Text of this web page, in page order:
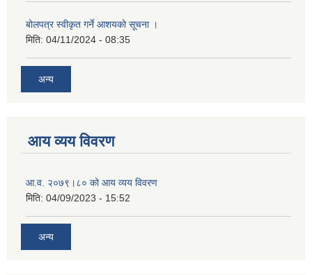
बोलपत्र स्वीकृत गर्ने आशयको सूचना ।
मिति: 04/11/2024 - 08:35
अन्य
आय व्यय विवरण
आ.व. २०७९।८० को आय व्यय विवरण
मिति: 04/09/2023 - 15:52
अन्य